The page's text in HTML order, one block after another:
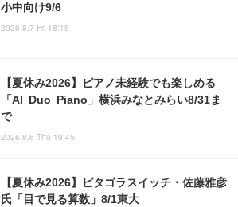
小中向け9/6
2026.8.7 Fri 18:15
【夏休み2026】ピアノ未経験でも楽しめる
「AI Duo Piano」横浜みなとみらい8/31ま
で
2026.8.6 Thu 19:45
【夏休み2026】ピタゴラスイッチ・佐藤雅彦
氏「目で見る算数」8/1東大